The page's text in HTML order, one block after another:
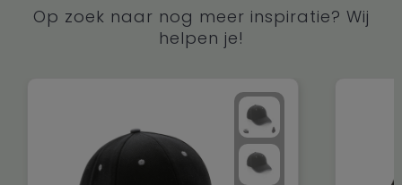
Op zoek naar nog meer inspiratie? Wij
helpen je!